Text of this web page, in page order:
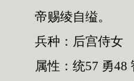
帝赐绫自缢。
兵种：后宫侍女
属性：统57 勇48